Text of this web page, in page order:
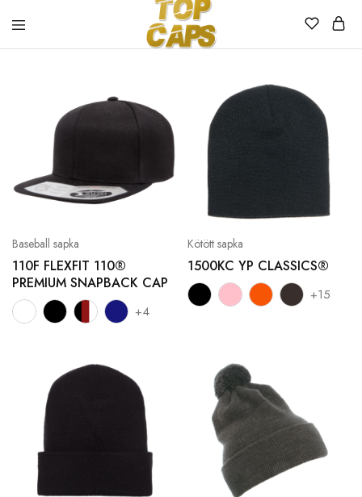
sapkák
Baseball sapka
110F FLEXFIT 110®
PREMIUM SNAPBACK CAP
+4
Kötött sapka
1500KC YP CLASSICS®
+15